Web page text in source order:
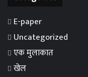
E-paper
Uncategorized
एक मुलाकात
खेल